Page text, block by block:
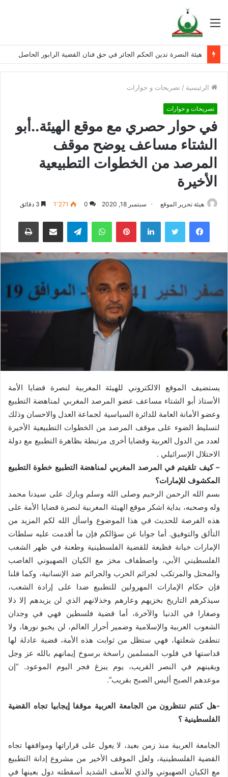
القائمة
هيئة النصرة تدين الحكم الجائر في حق فنان القضية الرابور الحاصل
الرئيسية / تصريحات و حوارات
تصريحات و حوارات
في حوار حصري مع موقع الهيئة..أبو
الشتاء مساعف يوضح موقف
المرصد من الخطوات التطبيعية
الأخيرة
هيئة تحرير الموقع سبتمبر 18, 2020 0 1٬271
فيسبوك تويتر لينكدإن بينتيريستواتساب تيلقرام مشاركة عبر البريد طباعة
يستضيف الموقع الالكتروني للهيئة المغربية لنصرة قضايا الأمة
الأستاذ أبو الشتاء مساعف عضو المرصد المغربي لمناهضة التطبيع
وعضو الأمانة العامة للدائرة السياسية لجماعة العدل والاحسان وذلك
لتسليط الضوء على موقف المرصد من الخطوات التطبيعية الأخيرة
لعدد من الدول العربية وقضايا أخرى مرتبطة بظاهرة التطبيع مع دولة
الاحتلال الإسرائيلي .
– كيف تلقيتم في المرصد المغربي لمناهضة التطبيع خطوة التطبيع
المكشوف للإمارات؟
بسم الله الرحمن الرحيم وصلى الله وسلم وبارك على سيدنا محمد
وله وصحبه، بداية اشكر موقع الهيئة المغربية لنصرة قضايا الأمة على
هذه الفرصة للحديث قي هذا الموضوع واسأل الله لكم المزيد من
التألق والتوفيق. أما جوابا عن سؤالكم فإن ما أقدمت عليه سلطات
الإمارات خيانة فظيعة للقضية الفلسطينية وطعنة في ظهر الشعب
الفلسطيني الأبي، واصطفاف مخز مع الكيان الصهيوني الغاصب
والمحتل والمرتكب لجرائم الحرب والجرائم ضد الإنسانية، وكما قلنا
فإن حكام الإمارات المهرولين للتطبيع ضدا على إرادة الشعب،
سيذكرهم التاريخ بخزيهم وعارهم وخذلانهم الذي لن يزيدهم إلا ذلا
وصغارا في الدنيا والآخرة، أما قضية فلسطين فهي في وجدان
الشعوب العربية والإسلامية وضمير أحرار العالم، لن يخبو نورها، ولا
تنطفئ شعلتها، فهي ستظل من ثوابت هذه الأمة، قضية عادلة لها
قداستها في قلوب المسلمين راسخة برسوخ إيمانهم بالله عز وجل
ويقينهم في النصر القريب، يوم يبزغ فجر اليوم الموعود. “إن
موعدهم الصبح أليس الصبح بقريب”.
-هل كنتم تنتظرون من الجامعة العربية موقفا إيجابيا تجاه القضية
الفلسطينية ؟
الجامعة العربية منذ زمن بعيد، لا يعول على قراراتها ومواقفها تجاه
القضية الفلسطينية، ولعل الموقف الأخير من مشروع إدانة التطبيع
مع الكيان الصهيوني والذي للأسف الشديد أسقطته دول بعينها في